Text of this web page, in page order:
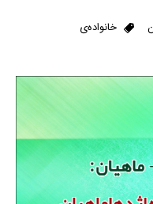
خانواده‌ی